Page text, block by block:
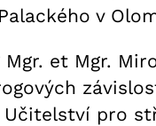
v
et Mgr.
Učitelství pro